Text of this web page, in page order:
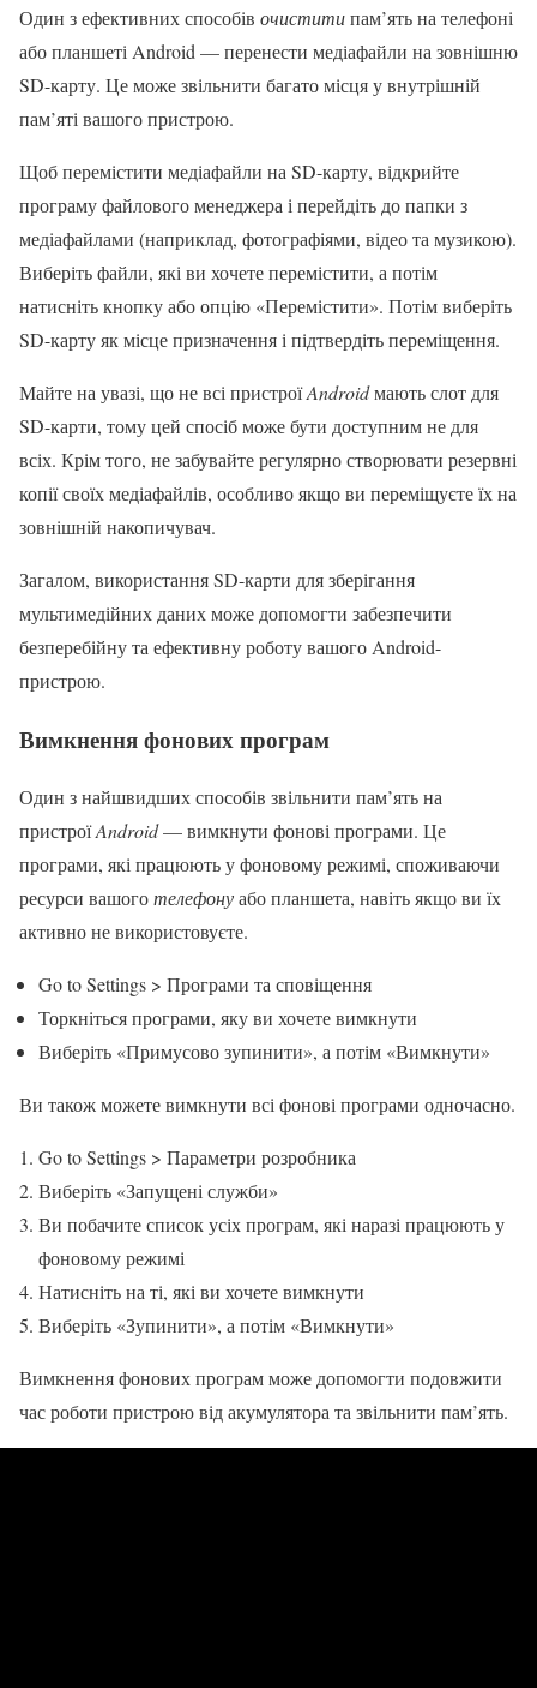
Один з ефективних способів очиститипам’ять на телефоні
або планшеті Android — перенести медіафайли на зовнішню
SD-карту. Це може звільнити багато місця у внутрішній
пам’яті вашого пристрою.
Щоб перемістити медіафайли на SD-карту, відкрийте
програму файлового менеджера і перейдіть до папки з
медіафайлами (наприклад, фотографіями, відео та музикою).
Виберіть файли, які ви хочете перемістити, а потім
натисніть кнопку або опцію «Перемістити». Потім виберіть
SD-карту як місце призначення і підтвердіть переміщення.
Майте на увазі, що не всі пристроїAndroidмають слот для
SD-карти, тому цей спосіб може бути доступним не для
всіх. Крім того, не забувайте регулярно створювати резервні
копії своїх медіафайлів, особливо якщо ви переміщуєте їх на
зовнішній накопичувач.
Загалом, використання SD-карти для зберігання
мультимедійних даних може допомогти забезпечити
безперебійну та ефективну роботу вашого Android-
пристрою.
Вимкнення фонових програм
Один з найшвидших способів звільнити пам’ять на
пристроїAndroid— вимкнути фонові програми. Це
програми, які працюють у фоновому режимі, споживаючи
ресурси вашоготелефонуабо планшета, навіть якщо ви їх
активно не використовуєте.
Go to Settings > Програми та сповіщення
Торкніться програми, яку ви хочете вимкнути
Виберіть «Примусово зупинити», а потім «Вимкнути»
Ви також можете вимкнути всі фонові програми одночасно.
Go to Settings > Параметри розробника
Виберіть «Запущені служби»
Ви побачите список усіх програм, які наразі працюють у
фоновому режимі
Натисніть на ті, які ви хочете вимкнути
Виберіть «Зупинити», а потім «Вимкнути»
Вимкнення фонових програм може допомогти подовжити
час роботи пристрою від акумулятора та звільнити пам’ять.